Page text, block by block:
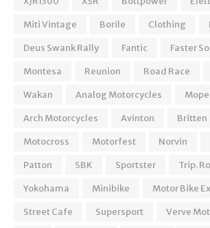
Miti Vintage
Borile Clothing
Deus Swank Rally
Fantic Faster
Montesa
Reunion Road Race
Wakan
Analog Motorcycles
Arch Motorcycles
Avinton Britten
Motocross
Motorfest Norvin
Patton
SBK Sportster
Trip.
Yokohama
Minibike Motor Bike
Street Cafe
Supersport Verve